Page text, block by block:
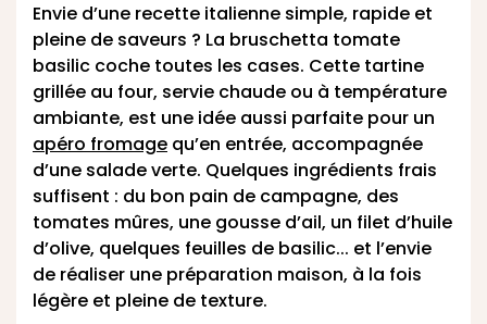
Envie d’une recette italienne simple, rapide et
pleine de saveurs ? La bruschetta tomate
basilic coche toutes les cases. Cette tartine
grillée au four, servie chaude ou à température
ambiante, est une idée aussi parfaite pour un
apéro fromage qu’en entrée, accompagnée
d’une salade verte. Quelques ingrédients frais
suffisent : du bon pain de campagne, des
tomates mûres, une gousse d’ail, un filet d’huile
d’olive, quelques feuilles de basilic... et l’envie
de réaliser une préparation maison, à la fois
légère et pleine de texture.